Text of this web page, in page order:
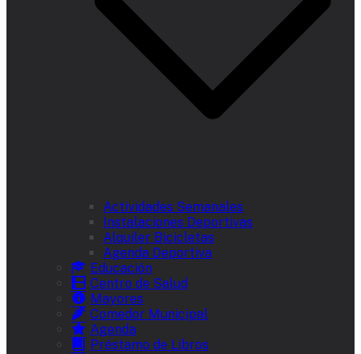
Actividades Semanales
Instalaciones Deportivas
Alquiler Bicicletas
Agenda Deportiva
Educación
Centro de Salud
Mayores
Comedor Municipal
Agenda
Préstamo de Libros